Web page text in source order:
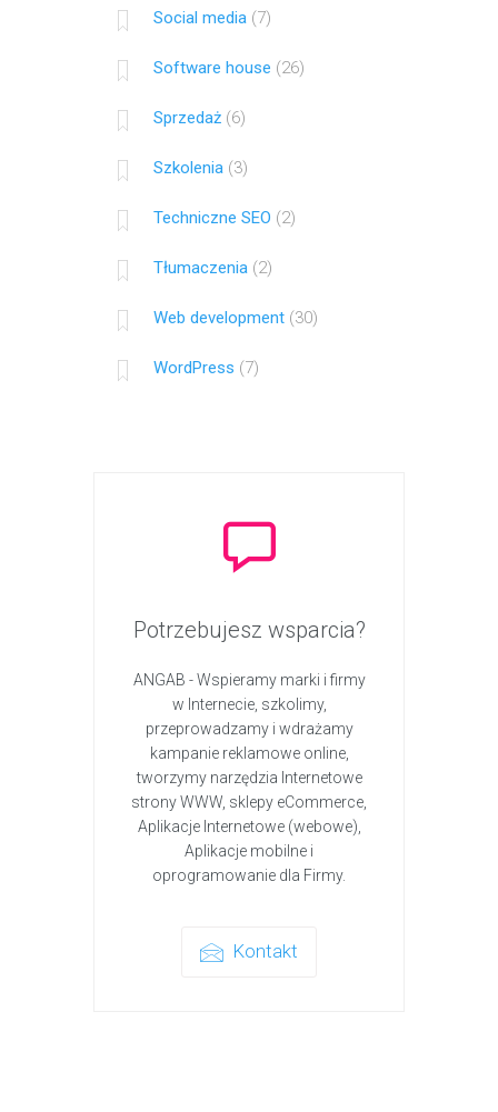
Social media (7)
Software house (26)
Sprzedaż (6)
Szkolenia (3)
Techniczne SEO (2)
Tłumaczenia (2)
Web development (30)
WordPress (7)
Potrzebujesz wsparcia?
ANGAB - Wspieramy marki i firmy
w Internecie, szkolimy,
przeprowadzamy i wdrażamy
kampanie reklamowe online,
tworzymy narzędzia Internetowe
strony WWW, sklepy eCommerce,
Aplikacje Internetowe (webowe),
Aplikacje mobilne i
oprogramowanie dla Firmy.
Kontakt